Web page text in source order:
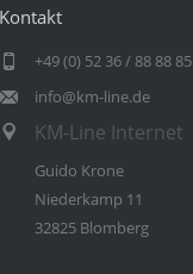
Kontakt
+49 (0) 52 36 / 88 88 85
info@km-line.de
KM-Line Internet
Guido Krone
Niederkamp 11
32825 Blomberg